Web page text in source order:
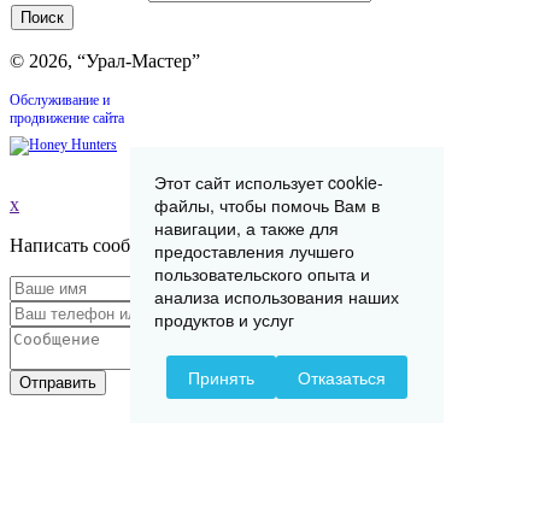
© 2026, “Урал-Мастер”
Обслуживание и
продвижение сайта
x
Написать сообщение
Отправить
Этот сайт использует cookie-
файлы, чтобы помочь Вам в
навигации, а также для
предоставления лучшего
пользовательского опыта и
анализа использования наших
продуктов и услуг
Принять Отказаться